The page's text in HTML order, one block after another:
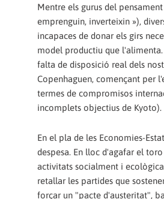
Mentre els gurus del
emprenguin, inverteixin »),
incapaces de donar els girs
model productiu que
falta de disposició real dels
Copenhaguen, començant per
termes de compromisos
incomplets objectius de Kyoto).
En el pla de les Economies-
despesa. En lloc d'agafar el
activitats socialment i
retallar les partides que
forçar un "pacte d'austeritat",